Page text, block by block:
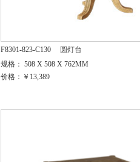
F8301-823-C130
圆灯台
规格： 508 X 508 X 762MM
价格：￥13,389